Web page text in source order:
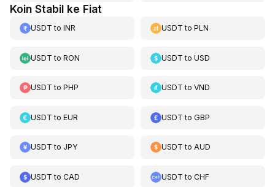
Koin Stabil ke Fiat
USDT to INR USDT toPLN
USDT to RON USDT toUSD
USDT to PHP USDT toVND
USDT to EUR USDT toGBP
USDT to JPY USDT toAUD
USDT to CAD USDT toCHF